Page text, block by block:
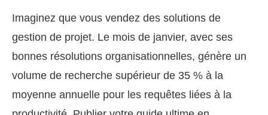
Imaginez que vous vendez des solutions de
gestion de projet. Le mois de janvier, avec ses
bonnes résolutions organisationnelles, génère un
volume de recherche supérieur de 35 % à la
moyenne annuelle pour les requêtes liées à la